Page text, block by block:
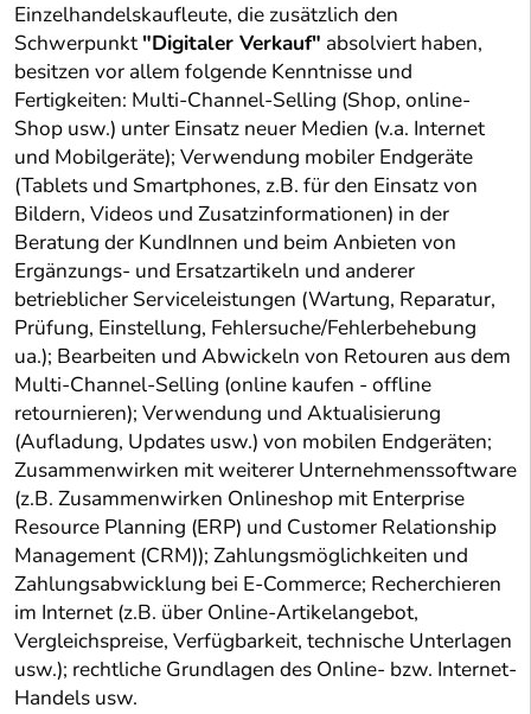
Einzelhandelskaufleute, die zusätzlich den
Schwerpunkt"Digitaler Verkauf" absolviert haben,
besitzen vor allem folgende Kenntnisse und
Fertigkeiten: Multi-Channel-Selling (Shop, online-
Shop usw.) unter Einsatz neuer Medien (v.a. Internet
und Mobilgeräte); Verwendung mobiler Endgeräte
(Tablets und Smartphones, z.B. für den Einsatz von
Bildern, Videos und Zusatzinformationen) in der
Beratung der KundInnen und beim Anbieten von
Ergänzungs- und Ersatzartikeln und anderer
betrieblicher Serviceleistungen (Wartung, Reparatur,
Prüfung, Einstellung, Fehlersuche/Fehlerbehebung
ua.); Bearbeiten und Abwickeln von Retouren aus dem
Multi-Channel-Selling (online kaufen - offline
retournieren); Verwendung und Aktualisierung
(Aufladung, Updates usw.) von mobilen Endgeräten;
Zusammenwirken mit weiterer Unternehmenssoftware
(z.B. Zusammenwirken Onlineshop mit Enterprise
Resource Planning (ERP) und Customer Relationship
Management (CRM)); Zahlungsmöglichkeiten und
Zahlungsabwicklung bei E-Commerce; Recherchieren
im Internet (z.B. über Online-Artikelangebot,
Vergleichspreise, Verfügbarkeit, technische Unterlagen
usw.); rechtliche Grundlagen des Online- bzw. Internet-
Handels usw.